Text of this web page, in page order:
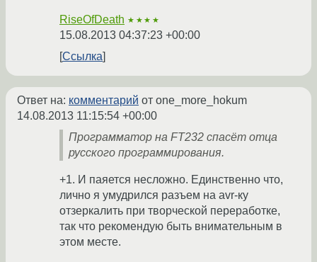
RiseOfDeath ★★★★
15.08.2013 04:37:23 +00:00
Ссылка
Ответ на: комментарий от one_more_hokum
14.08.2013 11:15:54 +00:00
Программатор на FT232 спасёт отца
русского программирования.
+1. И паяется несложно. Единственно что,
лично я умудрился разъем на avr-ку
отзеркалить при творческой переработке,
так что рекомендую быть внимательным в
этом месте.